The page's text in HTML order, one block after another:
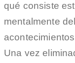
qué consiste
mentalmente
Una vez